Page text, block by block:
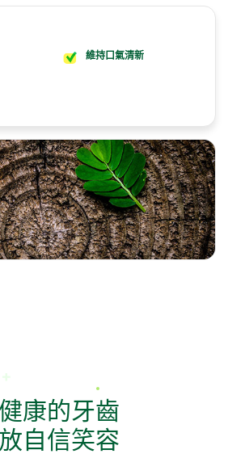
維持口氣清新
康的牙齒
自信笑容